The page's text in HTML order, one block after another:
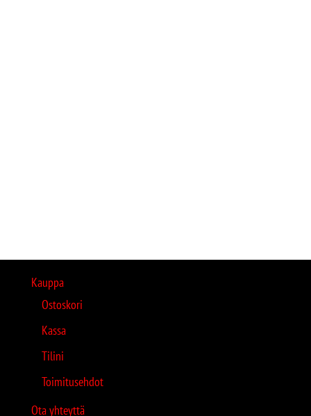
Kauppa
Ostoskori
Kassa
Tilini
Toimitusehdot
Ota yhteyttä